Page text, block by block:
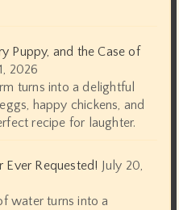
Puppy, and the Case of
2026
turns into a delightful
happy chickens, and
recipe for laughter.
Ever Requested! July 20,
water turns into a